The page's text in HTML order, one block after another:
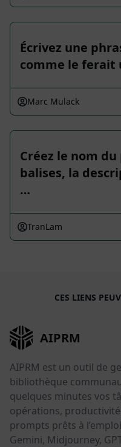
Écrivez une
comme le ferait
Marc Mulack
Créez le nom
balises, la
…
TranLam
CES LIENS
AIPRM
AIPRM est un outil de
bibliothèque
quelques minutes vos
opérations,
prompts prêts à
Gemini, Midjourney,